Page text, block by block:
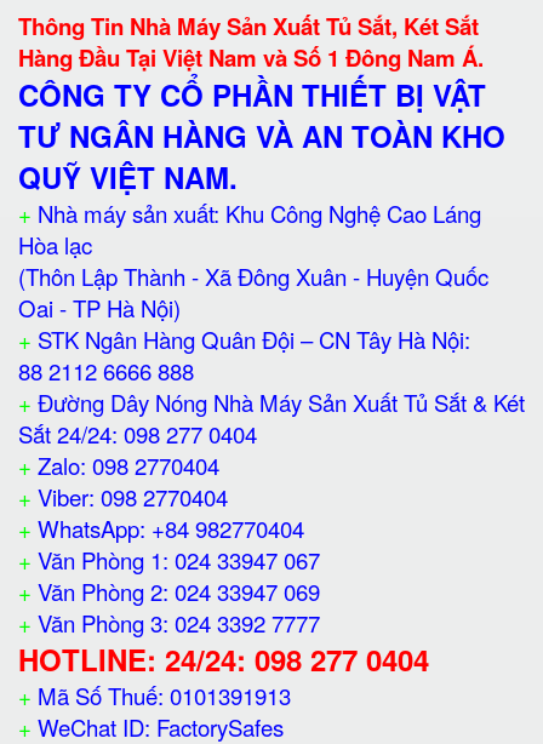
Thông Tin Nhà Máy Sản Xuất Tủ Sắt, Két Sắt
Hàng Đầu Tại Việt Nam và Số 1 Đông Nam Á.
CÔNG TY CỔ PHẦN THIẾT BỊ VẬT
TƯ NGÂN HÀNG VÀ AN TOÀN KHO
QUỸ VIỆT NAM.
+ Nhà máy sản xuất: Khu Công Nghệ Cao Láng
Hòa lạc
(Thôn Lập Thành - Xã Đông Xuân - Huyện Quốc
Oai - TP Hà Nội)
+ STK Ngân Hàng Quân Đội – CN Tây Hà Nội:
88 2112 6666 888
+ Đường Dây Nóng Nhà Máy Sản Xuất Tủ Sắt & Két
Sắt 24/24: 098 277 0404
+ Zalo: 098 2770404
+ Viber: 098 2770404
+ WhatsApp: +84 982770404
+ Văn Phòng 1: 024 33947 067
+ Văn Phòng 2: 024 33947 069
+ Văn Phòng 3: 024 3392 7777
HOTLINE: 24/24: 098 277 0404
+ Mã Số Thuế: 0101391913
+ WeChat ID: FactorySafes